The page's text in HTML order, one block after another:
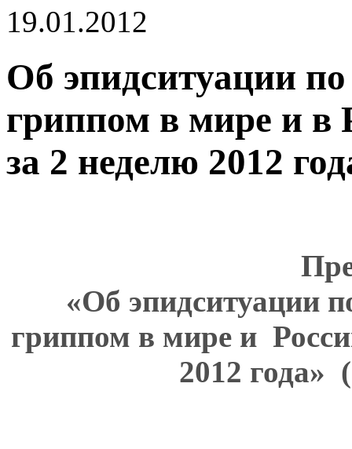
19.01.2012
Об эпидситуации
гриппом в мире и в
за 2 неделю 2012
«Об эпидситуации
гриппом в мире и
2012 года»